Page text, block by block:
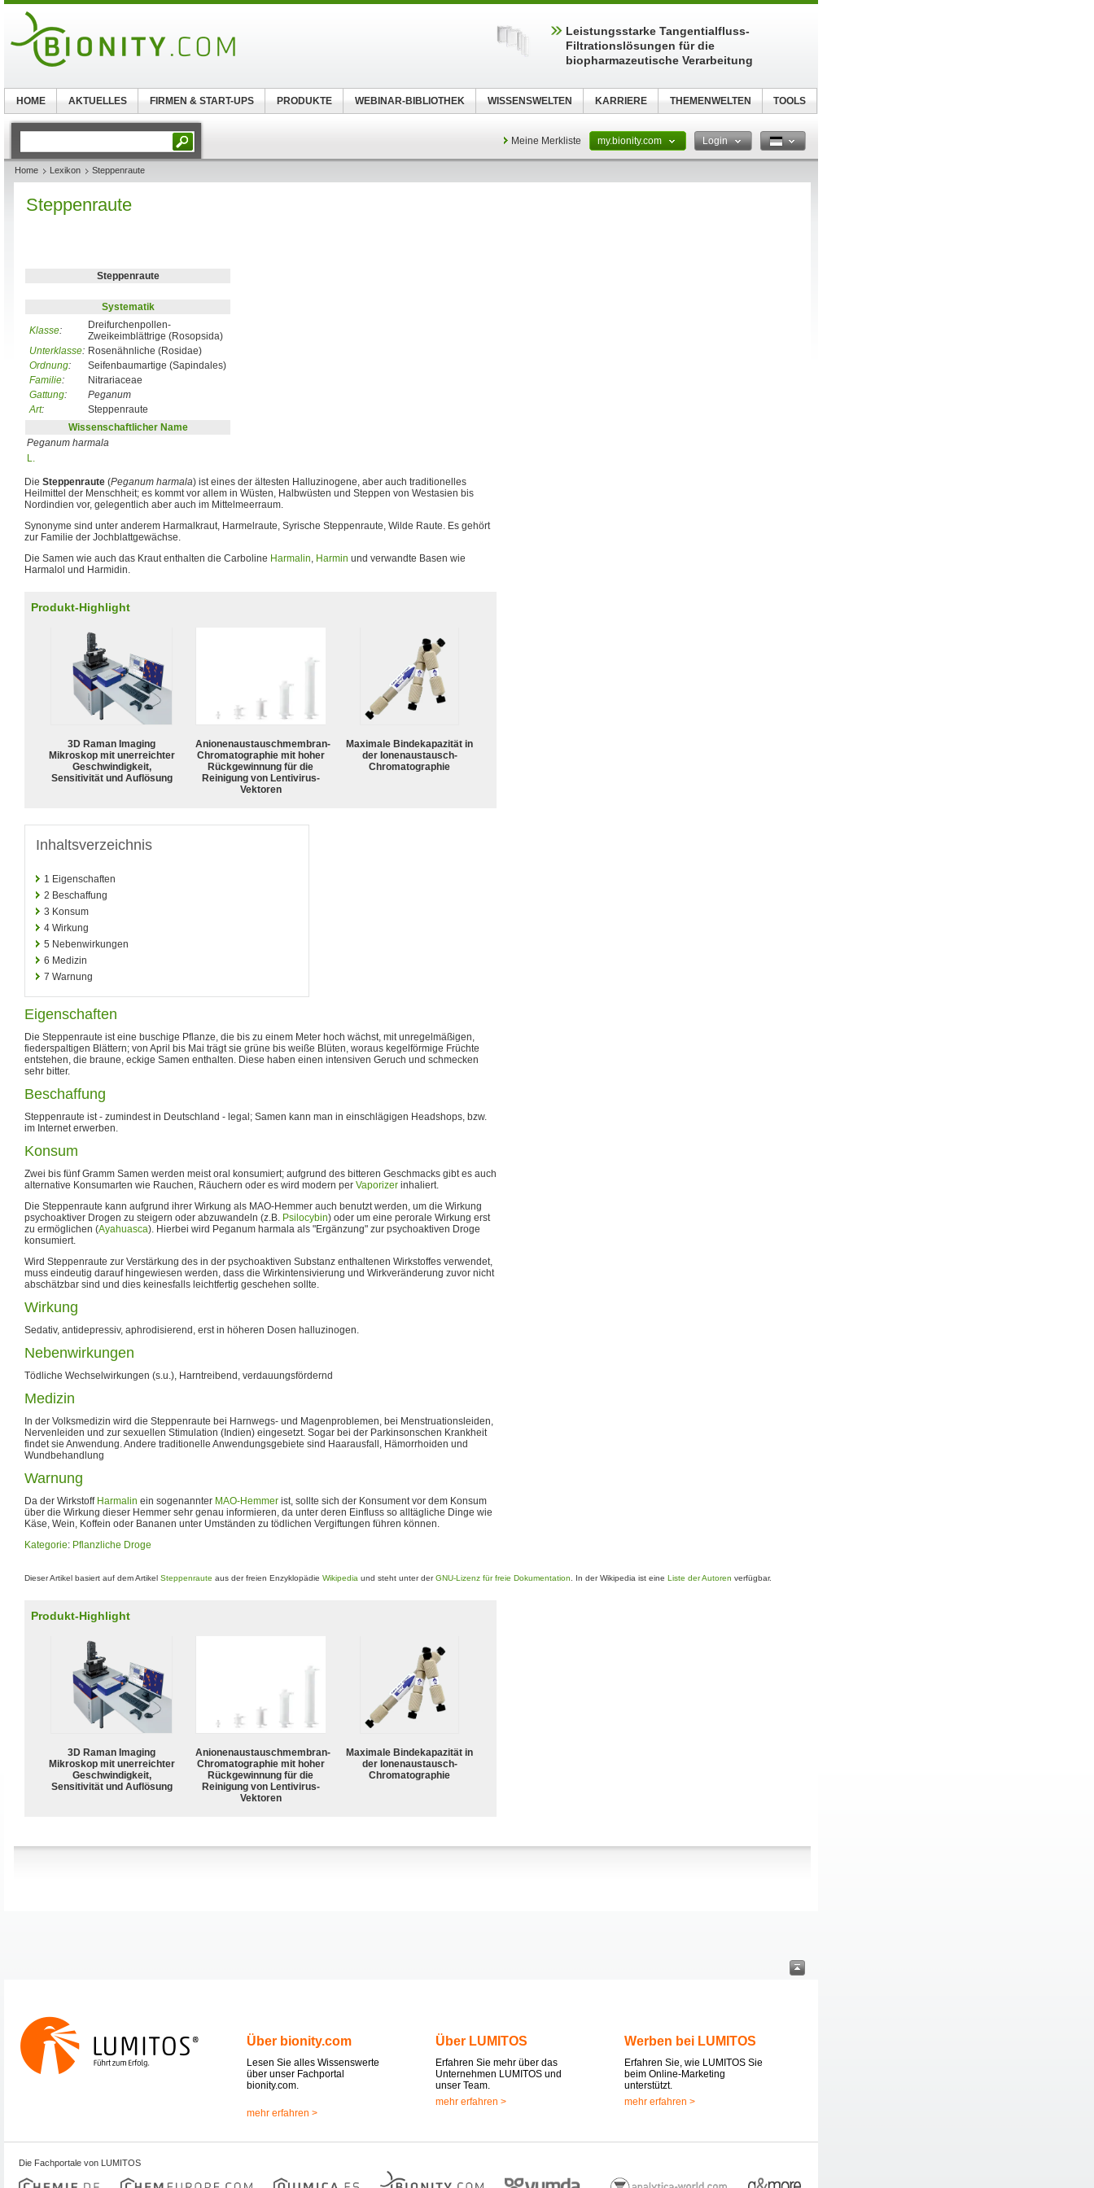
Meine Merkliste my.bionity.com Login
Home Lexikon Steppenraute
Steppenraute
Steppenraute
Systematik
Klasse:
Dreifurchenpollen-
Zweikeimblättrige (Rosopsida)
Unterklasse: Rosenähnliche (Rosidae)
Ordnung:
Seifenbaumartige (Sapindales)
Familie:
Nitrariaceae
Gattung:
Peganum
Art:
Steppenraute
Wissenschaftlicher Name
Peganum harmala
L.
Die Steppenraute (Peganum harmala) ist eines der ältesten Halluzinogene, aber auch traditionelles
Heilmittel der Menschheit; es kommt vor allem in Wüsten, Halbwüsten und Steppen von Westasien bis
Nordindien vor, gelegentlich aber auch im Mittelmeerraum.
Synonyme sind unter anderem Harmalkraut, Harmelraute, Syrische Steppenraute, Wilde Raute. Es gehört
zur Familie der Jochblattgewächse.
Die Samen wie auch das Kraut enthalten die Carboline Harmalin, Harmin und verwandte Basen wie
Harmalol und Harmidin.
Produkt-Highlight
3D Raman Imaging
Mikroskop mit unerreichter
Geschwindigkeit,
Sensitivität und Auflösung
Anionenaustauschmembran-
Chromatographie mit hoher
Rückgewinnung für die
Reinigung von Lentivirus-
Vektoren
Maximale Bindekapazität in
der Ionenaustausch-
Chromatographie
Inhaltsverzeichnis
1 Eigenschaften
2 Beschaffung
3 Konsum
4 Wirkung
5 Nebenwirkungen
6 Medizin
7 Warnung
Eigenschaften
Die Steppenraute ist eine buschige Pflanze, die bis zu einem Meter hoch wächst, mit unregelmäßigen,
fiederspaltigen Blättern; von April bis Mai trägt sie grüne bis weiße Blüten, woraus kegelförmige Früchte
entstehen, die braune, eckige Samen enthalten. Diese haben einen intensiven Geruch und schmecken
sehr bitter.
Beschaffung
Steppenraute ist - zumindest in Deutschland - legal; Samen kann man in einschlägigen Headshops, bzw.
im Internet erwerben.
Konsum
Zwei bis fünf Gramm Samen werden meist oral konsumiert; aufgrund des bitteren Geschmacks gibt es auch
alternative Konsumarten wie Rauchen, Räuchern oder es wird modern per Vaporizer inhaliert.
Die Steppenraute kann aufgrund ihrer Wirkung als MAO-Hemmer auch benutzt werden, um die Wirkung
psychoaktiver Drogen zu steigern oder abzuwandeln (z.B. Psilocybin) oder um eine perorale Wirkung erst
zu ermöglichen (Ayahuasca). Hierbei wird Peganum harmala als "Ergänzung" zur psychoaktiven Droge
konsumiert.
Wird Steppenraute zur Verstärkung des in der psychoaktiven Substanz enthaltenen Wirkstoffes verwendet,
muss eindeutig darauf hingewiesen werden, dass die Wirkintensivierung und Wirkveränderung zuvor nicht
abschätzbar sind und dies keinesfalls leichtfertig geschehen sollte.
Wirkung
Sedativ, antidepressiv, aphrodisierend, erst in höheren Dosen halluzinogen.
Nebenwirkungen
Tödliche Wechselwirkungen (s.u.), Harntreibend, verdauungsfördernd
Medizin
In der Volksmedizin wird die Steppenraute bei Harnwegs- und Magenproblemen, bei Menstruationsleiden,
Nervenleiden und zur sexuellen Stimulation (Indien) eingesetzt. Sogar bei der Parkinsonschen Krankheit
findet sie Anwendung. Andere traditionelle Anwendungsgebiete sind Haarausfall, Hämorrhoiden und
Wundbehandlung
Warnung
Da der Wirkstoff Harmalin ein sogenannter MAO-Hemmer ist, sollte sich der Konsument vor dem Konsum
über die Wirkung dieser Hemmer sehr genau informieren, da unter deren Einfluss so alltägliche Dinge wie
Käse, Wein, Koffein oder Bananen unter Umständen zu tödlichen Vergiftungen führen können.
Kategorie: Pflanzliche Droge
Dieser Artikel basiert auf dem Artikel Steppenraute aus der freien Enzyklopädie Wikipedia und steht unter derGNU-Lizenz für freie Dokumentation . In der Wikipedia ist eine Liste der Autoren verfügbar.
Produkt-Highlight
3D Raman Imaging
Mikroskop mit unerreichter
Geschwindigkeit,
Sensitivität und Auflösung
Anionenaustauschmembran-
Chromatographie mit hoher
Rückgewinnung für die
Reinigung von Lentivirus-
Vektoren
Maximale Bindekapazität in
der Ionenaustausch-
Chromatographie
Über bionity.com
Lesen Sie alles Wissenswerte
über unser Fachportal
bionity.com.
mehr erfahren >
Über LUMITOS
Erfahren Sie mehr über das
Unternehmen LUMITOS und
unser Team.
mehr erfahren >
Werben bei LUMITOS
Erfahren Sie, wie LUMITOS Sie
beim Online-Marketing
unterstützt.
mehr erfahren >
Die Fachportale von LUMITOS
Leistungsstarke Tangentialfluss-
Filtrationslösungen für die
biopharmazeutische Verarbeitung
HOME AKTUELLES FIRMEN & START-UPS PRODUKTE WEBINAR-BIBLIOTHEK WISSENSWELTEN KARRIERE THEMENWELTEN TOOLS